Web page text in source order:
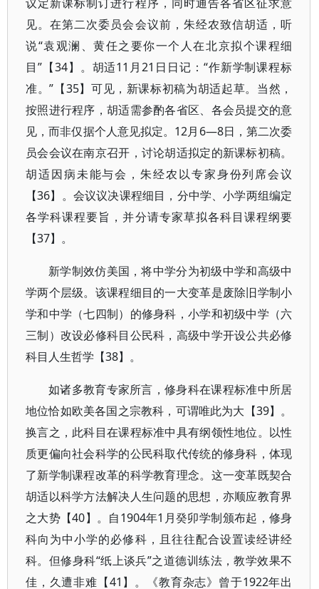
见。在第二次委员会会议前，朱经农致信胡适，听
说“袁观澜、黄任之要你一个人在北京拟个课程细
目”【34】。胡适11月21日日记：“作新学制课程标
准。”【35】可见，新课标初稿为胡适起草。当然，
按照进行程序，胡适需参酌各省区、各会员提交的意
见，而非仅据个人意见拟定。12月6—8日，第二次委
员会会议在南京召开，讨论胡适拟定的新课标初稿。
胡适因病未能与会，朱经农以专家身份列席会议
【36】。会议议决课程细目，分中学、小学两组编定
各学科课程要旨，并分请专家草拟各科目课程纲要
【37】。
新学制效仿美国，将中学分为初级中学和高级中
学两个层级。该课程细目的一大变革是废除旧学制小
学和中学（七四制）的修身科，小学和初级中学（六
三制）改设必修科目公民科，高级中学开设公共必修
科目人生哲学【38】。
如诸多教育专家所言，修身科在课程标准中所居
地位恰如欧美各国之宗教科，可谓唯此为大【39】。
换言之，此科目在课程标准中具有纲领性地位。以性
质更偏向社会科学的公民科取代传统的修身科，体现
了新学制课程改革的科学教育理念。这一变革既契合
胡适以科学方法解决人生问题的思想，亦顺应教育界
之大势【40】。自1904年1月癸卯学制颁布起，修身
科向为中小学的必修科，且往往配合设置读经讲经
科。但修身科“纸上谈兵”之道德训练法，教学效果不
佳，久遭非难【41】。《教育杂志》曾于1922年出